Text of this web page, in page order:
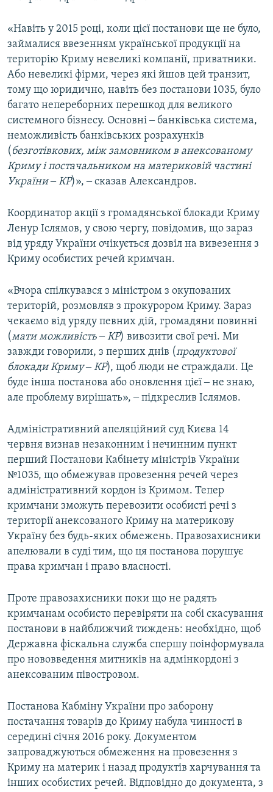
«Навіть у 2015 році, коли цієї постанови ще не було,
займалися ввезенням української продукції на
територію Криму невеликі компанії, приватники.
Або невеликі фірми, через які йшов цей транзит,
тому що юридично, навіть без постанови 1035, було
багато непереборних перешкод для великого
системного бізнесу. Основні ‒ банківська система,
неможливість банківських розрахунків
( безготівкових, між замовником в анексованому
Криму і постачальником на материковій частині
України ‒ КР)», ‒ сказав Александров.
Координатор акції з громадянської блокади Криму
Ленур Іслямов, у свою чергу, повідомив, що зараз
від уряду України очікується дозвіл на вивезення з
Криму особистих речей кримчан.
«Вчора спілкувався з міністром з окупованих
територій, розмовляв з прокурором Криму. Зараз
чекаємо від уряду певних дій, громадяни повинні
(мати можливість ‒ КР) вивозити свої речі. Ми
завжди говорили, з перших днів (продуктової
блокади Криму ‒ КР), щоб люди не страждали. Це
буде інша постанова або оновлення цієї ‒ не знаю,
але проблему вирішать», ‒ підкреслив Іслямов.
Адміністративний апеляційний суд Києва 14
червня визнав незаконним і нечинним пункт
перший Постанови Кабінету міністрів України
№1035, що обмежував провезення речей через
адміністративний кордон із Кримом. Тепер
кримчани зможуть перевозити особисті речі з
території анексованого Криму на материкову
Україну без будь-яких обмежень. Правозахисники
апелювали в суді тим, що ця постанова порушує
права кримчан і право власності.
Проте правозахисники поки що не радять
кримчанам особисто перевіряти на собі скасування
постанови в найближчий тиждень: необхідно, щоб
Державна фіскальна служба спершу поінформувала
про нововведення митників на адмінкордоні з
анексованим півостровом.
Постанова Кабміну України про заборону
постачання товарів до Криму набула чинності в
середині січня 2016 року. Документом
запроваджуються обмеження на провезення з
Криму на материк і назад продуктів харчування та
інших особистих речей. Відповідно до документа, з